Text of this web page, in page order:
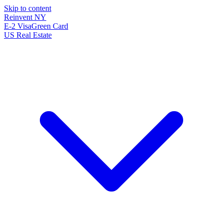
Skip to content
Reinvent NY
E-2 VisaGreen Card
US Real Estate